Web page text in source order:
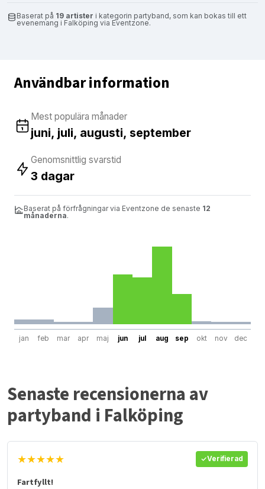
Baserat på 19 artister i kategorin partyband, som kan bokas till ett
evenemang i Falköping via Eventzone.
Användbar information
Mest populära månader
juni, juli, augusti, september
Genomsnittlig svarstid
3 dagar
Baserat på förfrågningar via Eventzone de senaste 12
månaderna.
jan feb mar apr maj jun jul aug sep okt nov dec
Senaste recensionerna av
partyband i Falköping
★★★★★ Verifierad
Fartfyllt!